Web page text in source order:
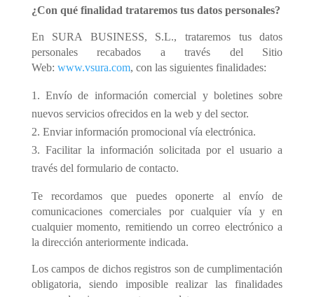
¿Con qué finalidad trataremos tus datos personales?
En SURA BUSINESS, S.L., trataremos tus datos
personales recabados a través del Sitio
Web: www.vsura.com, con las siguientes finalidades:
Envío de información comercial y boletines sobre
nuevos servicios ofrecidos en la web y del sector.
Enviar información promocional vía electrónica.
Facilitar la información solicitada por el usuario a
través del formulario de contacto.
Te recordamos que puedes oponerte al envío de
comunicaciones comerciales por cualquier vía y en
cualquier momento, remitiendo un correo electrónico a
la dirección anteriormente indicada.
Los campos de dichos registros son de cumplimentación
obligatoria, siendo imposible realizar las finalidades